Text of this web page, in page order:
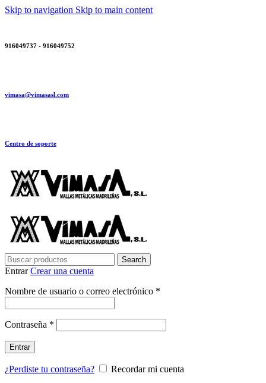
Skip to navigation Skip to main content
916049737 - 916049752
vimasa@vimasasl.com
Centro de soporte
Search
EntrarCrear una cuenta
Nombre de usuario o correo electrónico *
Contraseña *
Entrar
¿Perdiste tu contraseña?
Recordar mi cuenta